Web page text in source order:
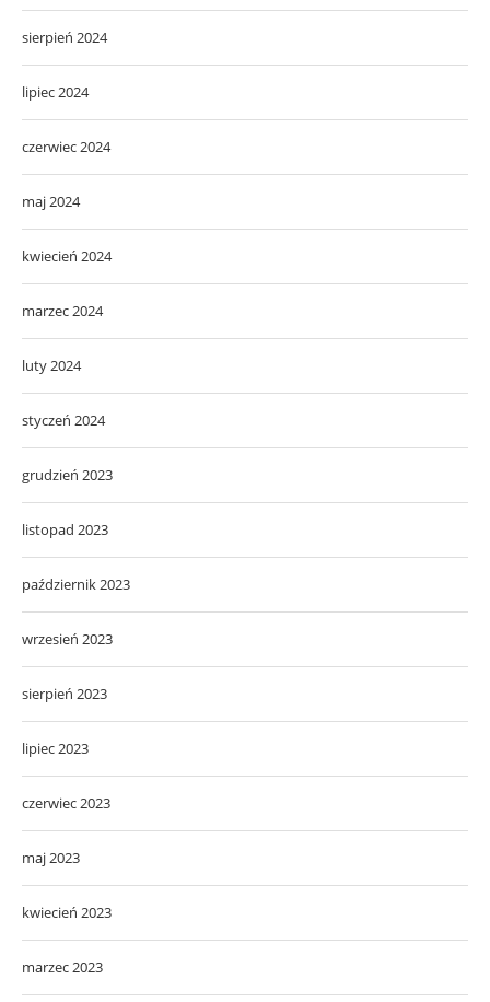
sierpień 2024
lipiec 2024
czerwiec 2024
maj 2024
kwiecień 2024
marzec 2024
luty 2024
styczeń 2024
grudzień 2023
listopad 2023
październik 2023
wrzesień 2023
sierpień 2023
lipiec 2023
czerwiec 2023
maj 2023
kwiecień 2023
marzec 2023